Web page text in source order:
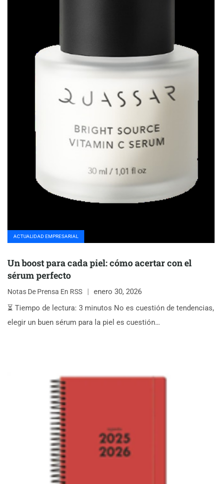
ACTUALIDAD EMPRESARIAL
Un boost para cada piel: cómo acertar con el
sérum perfecto
Notas De Prensa En RSS
enero 30, 2026
⏳ Tiempo de lectura: 3 minutos No es cuestión de tendencias,
elegir un buen sérum para la piel es cuestión…